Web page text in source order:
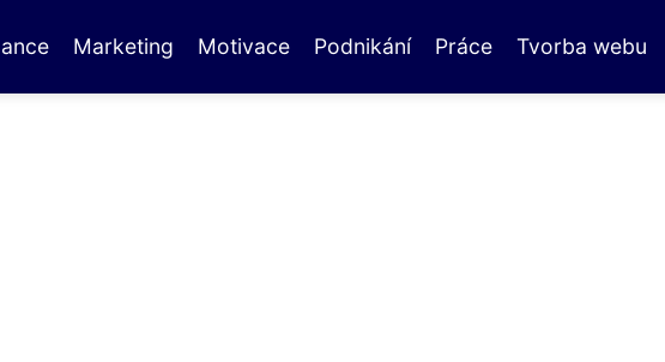
Marketing Motivace Podnikání Práce Tvorba webu